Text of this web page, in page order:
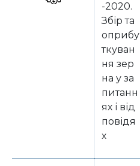
-2020.
Збір та
оприбу
ткуван
ня зер
на у за
питанн
ях і від
повідя
х